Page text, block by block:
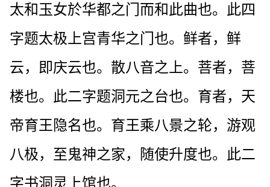
太和玉女於华都之门而和此曲也。此四
字题太极上宫青华之门也。鲜者，鲜
云，即庆云也。散八音之上。菩者，菩
楼也。此二字题洞元之台也。育者，天
帝育王隐名也。育王乘八景之轮，游观
八极，至鬼神之家，随使升度也。此二
字书洞灵上馆也。